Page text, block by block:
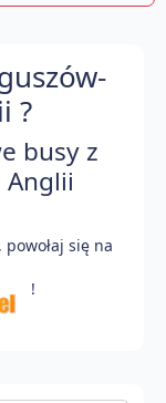
?
busy z
Anglii
się na
!